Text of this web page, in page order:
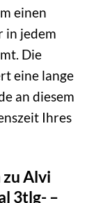
einen
in jedem
Die
eine lange
an diesem
Ihres
zu Alvi
3tlg- –